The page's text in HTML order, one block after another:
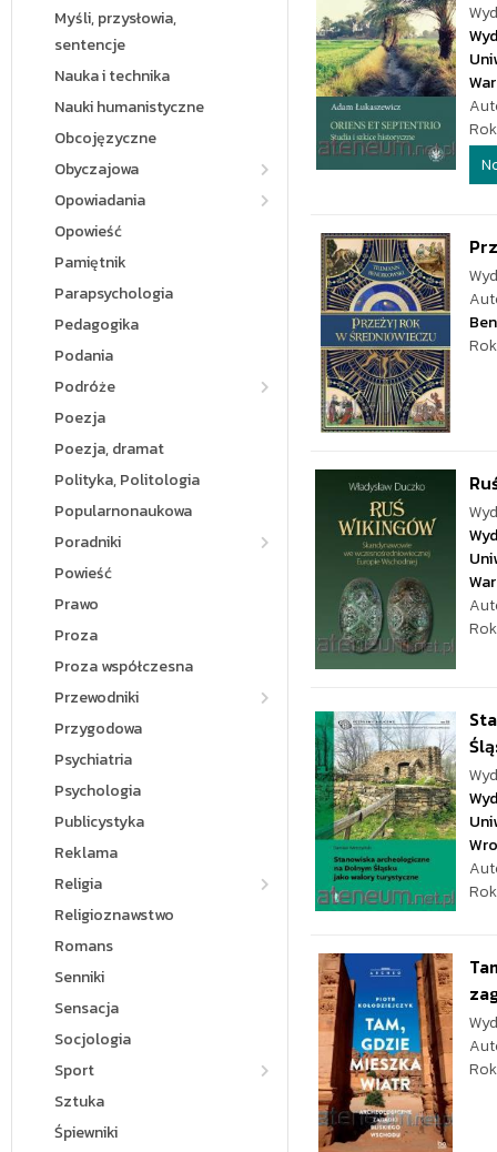
Myśli, przysłowia,
sentencje
Nauka i technika
Nauki humanistyczne
Obcojęzyczne
Obyczajowa
Opowiadania
Opowieść
Pamiętnik
Parapsychologia
Pedagogika
Podania
Podróże
Poezja
Poezja, dramat
Polityka, Politologia
Popularnonaukowa
Poradniki
Powieść
Prawo
Proza
Proza współczesna
Przewodniki
Przygodowa
Psychiatria
Psychologia
Publicystyka
Reklama
Religia
Religioznawstwo
Romans
Senniki
Sensacja
Socjologia
Sport
Sztuka
Śpiewniki